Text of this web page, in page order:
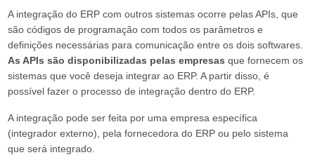
A integração do ERP com outros sistemas ocorre pelas APIs, que
são códigos de programação com todos os parâmetros e
definições necessárias para comunicação entre os dois softwares.
As APIs são disponibilizadas pelas empresas que fornecem os
sistemas que você deseja integrar ao ERP. A partir disso, é
possível fazer o processo de integração dentro do ERP.
A integração pode ser feita por uma empresa específica
(integrador externo), pela fornecedora do ERP ou pelo sistema
que será integrado.